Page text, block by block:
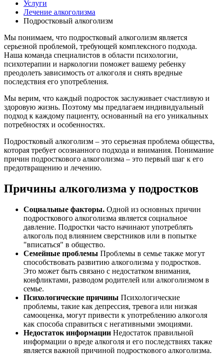
Услуги
Лечение алкоголизма
Подростковый алкоголизм
Мы понимаем, что подростковый алкоголизм является
серьезной проблемой, требующей комплексного подхода.
Наша команда специалистов в области психологии,
психотерапии и наркологии поможет вашему ребенку
преодолеть зависимость от алкоголя и снять вредные
последствия его употребления.
Мы верим, что каждый подросток заслуживает счастливую и
здоровую жизнь. Поэтому мы предлагаем индивидуальный
подход к каждому пациенту, основанный на его уникальных
потребностях и особенностях.
Подростковый алкоголизм – это серьезная проблема общества,
которая требует осознанного подхода и внимания. Понимание
причин подросткового алкоголизма – это первый шаг к его
предотвращению и лечению.
Причины алкоголизма у подростков
Социальные факторы. Одной из основных причин
подросткового алкоголизма является социальное
давление. Подростки часто начинают употреблять
алкоголь под влиянием сверстников или в попытке
"вписаться" в общество.
Семейные проблемы Проблемы в семье также могут
способствовать развитию алкоголизма у подростков.
Это может быть связано с недостатком внимания,
конфликтами, разводом родителей или алкоголизмом в
семье.
Психологические причины Психологические
проблемы, такие как депрессия, тревога или низкая
самооценка, могут привести к употреблению алкоголя
как способа справиться с негативными эмоциями.
Недостаток информации Недостаток правильной
информации о вреде алкоголя и его последствиях также
является важной причиной подросткового алкоголизма.